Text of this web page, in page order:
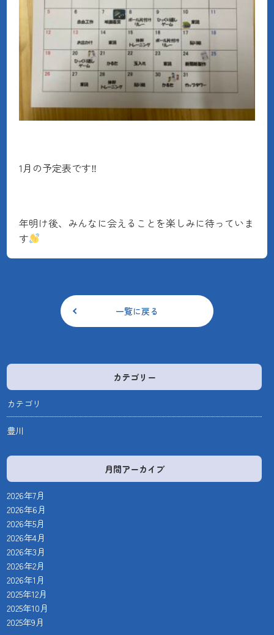
1月の予定表です‼
年明け後、みんなに会えることを楽しみに待っていま
す
一覧に戻る
カテゴリー
カテゴリ
豊川
月間アーカイブ
2026年7月
2026年6月
2026年5月
2026年4月
2026年3月
2026年2月
2026年1月
2025年12月
2025年10月
2025年9月